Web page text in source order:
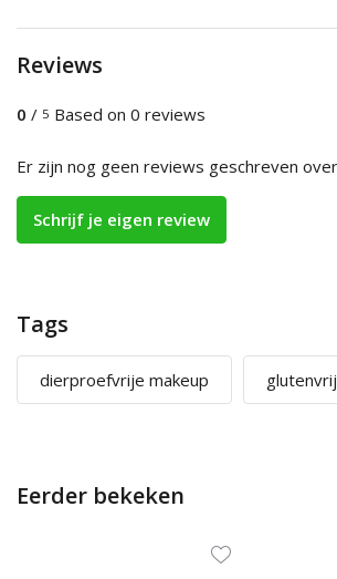
Reviews
0 / 5 Based on 0 reviews
Er zijn nog geen reviews geschreven
Schrijf je eigen review
Tags
dierproefvrije makeup
Eerder bekeken